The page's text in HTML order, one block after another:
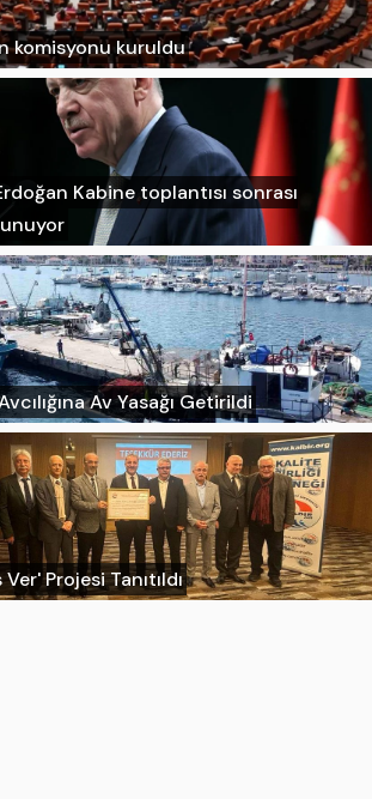
komisyonu kuruldu
Kabine toplantısı sonrası
Av Yasağı Getirildi
Projesi Tanıtıldı